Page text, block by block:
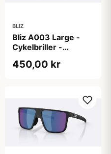
BLIZ
Bliz A003 Large -
Cykelbriller -
Mirror
450,00 kr